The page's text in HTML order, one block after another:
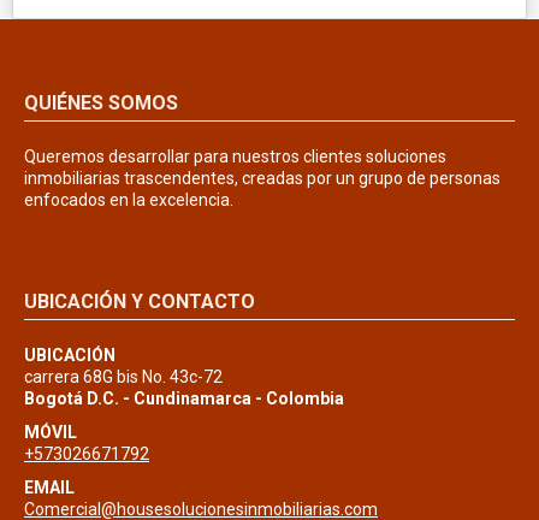
QUIÉNES SOMOS
Queremos desarrollar para nuestros clientes soluciones
inmobiliarias trascendentes, creadas por un grupo de personas
enfocados en la excelencia.
UBICACIÓN Y CONTACTO
UBICACIÓN
carrera 68G bis No. 43c-72
Bogotá D.C. - Cundinamarca - Colombia
MÓVIL
+573026671792
EMAIL
Comercial@housesolucionesinmobiliarias.com